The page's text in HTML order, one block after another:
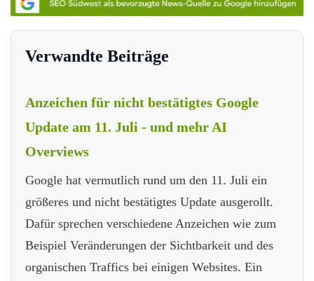
Verwandte Beiträge
Anzeichen für nicht bestätigtes Google
Update am 11. Juli - und mehr AI
Overviews
Google hat vermutlich rund um den 11. Juli ein
größeres und nicht bestätigtes Update ausgerollt.
Dafür sprechen verschiedene Anzeichen wie zum
Beispiel Veränderungen der Sichtbarkeit und des
organischen Traffics bei einigen Websites. Ein